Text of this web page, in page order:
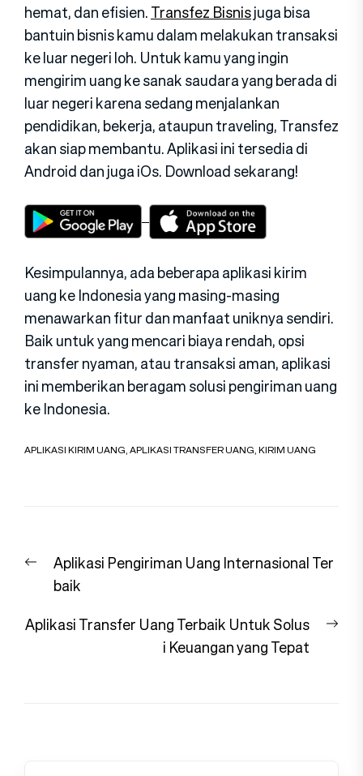
hemat, dan efisien.Transfez Bisnisjuga bisa
bantuin bisnis kamu dalam melakukan transaksi
ke luar negeri loh. Untuk kamu yang ingin
mengirim uang ke sanak saudara yang berada di
luar negeri karena sedang menjalankan
pendidikan, bekerja, ataupun traveling, Transfez
akan siap membantu. Aplikasi ini tersedia di
Android dan juga iOs. Download sekarang!
Kesimpulannya, ada beberapa aplikasi kirim
uang ke Indonesia yang masing-masing
menawarkan fitur dan manfaat uniknya sendiri.
Baik untuk yang mencari biaya rendah, opsi
transfer nyaman, atau transaksi aman, aplikasi
ini memberikan beragam solusi pengiriman uang
ke Indonesia.
APLIKASI KIRIM UANG,APLIKASI TRANSFER UANG,KIRIM UANG
pos
Previous
post:
Aplikasi Pengiriman Uang Internasional Ter
baik
Aplikasi Transfer Uang Terbaik Untuk Solus
i Keuangan yang Tepat